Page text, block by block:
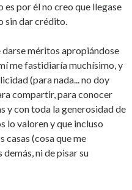
es por él no creo que llegase
sin dar crédito.
méritos apropiándose
me fastidiaría muchísimo, y
(para nada... no doy
compartir, para conocer
y con toda la generosidad de
lo valoren y que incluso
casas (cosa que me
ni de pisar su